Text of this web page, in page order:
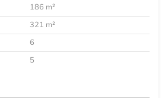
186 m²
321 m²
6
5